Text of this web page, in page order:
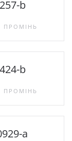
b
ПРОМІНЬ
b
ПРОМІНЬ
a